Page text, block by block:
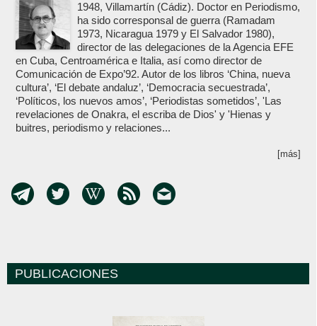
1948, Villamartín (Cádiz). Doctor en Periodismo,
ha sido corresponsal de guerra (Ramadam
1973, Nicaragua 1979 y El Salvador 1980),
director de las delegaciones de la Agencia EFE
en Cuba, Centroamérica e Italia, así como director de
Comunicación de Expo’92. Autor de los libros ‘China, nueva
cultura’, ‘El debate andaluz’, ‘Democracia secuestrada’,
‘Políticos, los nuevos amos’, ‘Periodistas sometidos’, 'Las
revelaciones de Onakra, el escriba de Dios' y 'Hienas y
buitres, periodismo y relaciones...
[más]
PUBLICACIONES